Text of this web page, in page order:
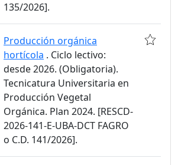
135/2026].
Producción orgánica
hortícola . Ciclo lectivo:
desde 2026. (Obligatoria).
Tecnicatura Universitaria en
Producción Vegetal
Orgánica. Plan 2024. [RESCD-
2026-141-E-UBA-DCT FAGRO
o C.D. 141/2026].